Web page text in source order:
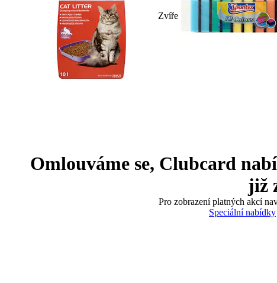
Zvíře
Omlouváme se, Clubcard
již
Pro zobrazení platných akcí
Speciální nabídky